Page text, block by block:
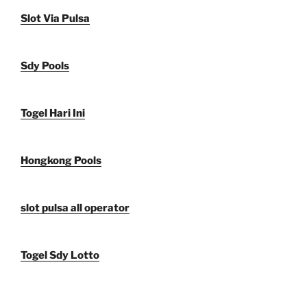
Slot Via Pulsa
Sdy Pools
Togel Hari Ini
Hongkong Pools
slot pulsa all operator
Togel Sdy Lotto